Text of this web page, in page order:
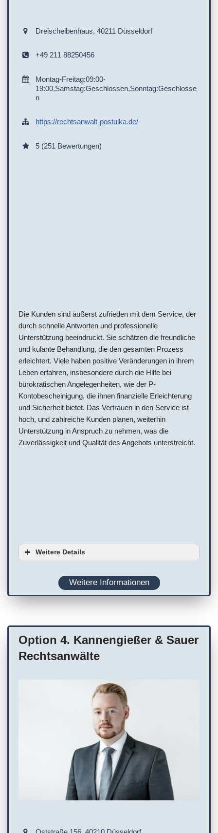
Dreischeibenhaus, 40211 Düsseldorf
+49 211 88250456
Montag-Freitag:09:00-
19:00,Samstag:Geschlossen,Sonntag:Geschlosse
n
https://rechtsanwalt-postulka.de/
5 (251 Bewertungen)
Die Kunden sind äußerst zufrieden mit dem Service, der
durch schnelle Antworten und professionelle
Unterstützung beeindruckt. Sie schätzen die freundliche
und kulante Behandlung, die den gesamten Prozess
erleichtert. Viele haben positive Veränderungen in ihrem
Leben erfahren, insbesondere durch die Hilfe bei
bürokratischen Angelegenheiten, wie der P-
Kontobescheinigung, die ihnen finanzielle Erleichterung
und Sicherheit bietet. Das Vertrauen in den Service ist
hoch, und zahlreiche Kunden planen, weiterhin
Unterstützung in Anspruch zu nehmen, was die
Zuverlässigkeit und Qualität des Angebots unterstreicht.
Weitere Details
Weitere Informationen
Option 4. Kannengießer & Sauer
Rechtsanwälte